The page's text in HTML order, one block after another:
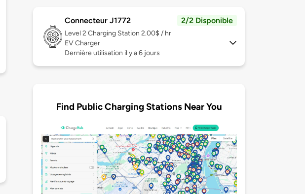
Connecteur J1772 2/2 Disponible
Level 2 Charging Station 2.00$ / hr
EV Charger
Dernière utilisation il y a 6 jours
Find Public Charging Stations Near You